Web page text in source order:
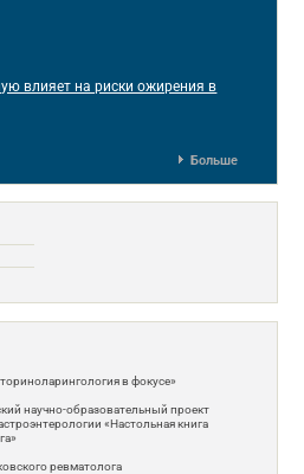
влияет на риски ожирения в
Больше
в фокусе»
научно-образовательный проект
«Настольная книга
ревматолога